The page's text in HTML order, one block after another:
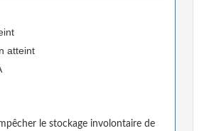
atteint
le stockage involontaire de